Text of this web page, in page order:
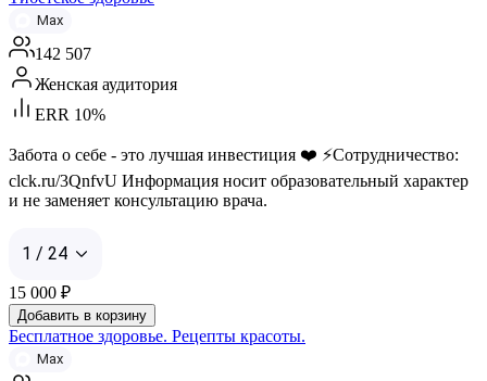
Max
142 507
Женская аудитория
ERR 10%
Забота о себе - это лучшая инвестиция ❤️ ⚡️Сотрудничество:
clck.ru/3QnfvU Информация носит образовательный характер
и не заменяет консультацию врача.
1 / 24
15 000 ₽
Добавить в корзину
Бесплатное здоровье. Рецепты красоты.
Max